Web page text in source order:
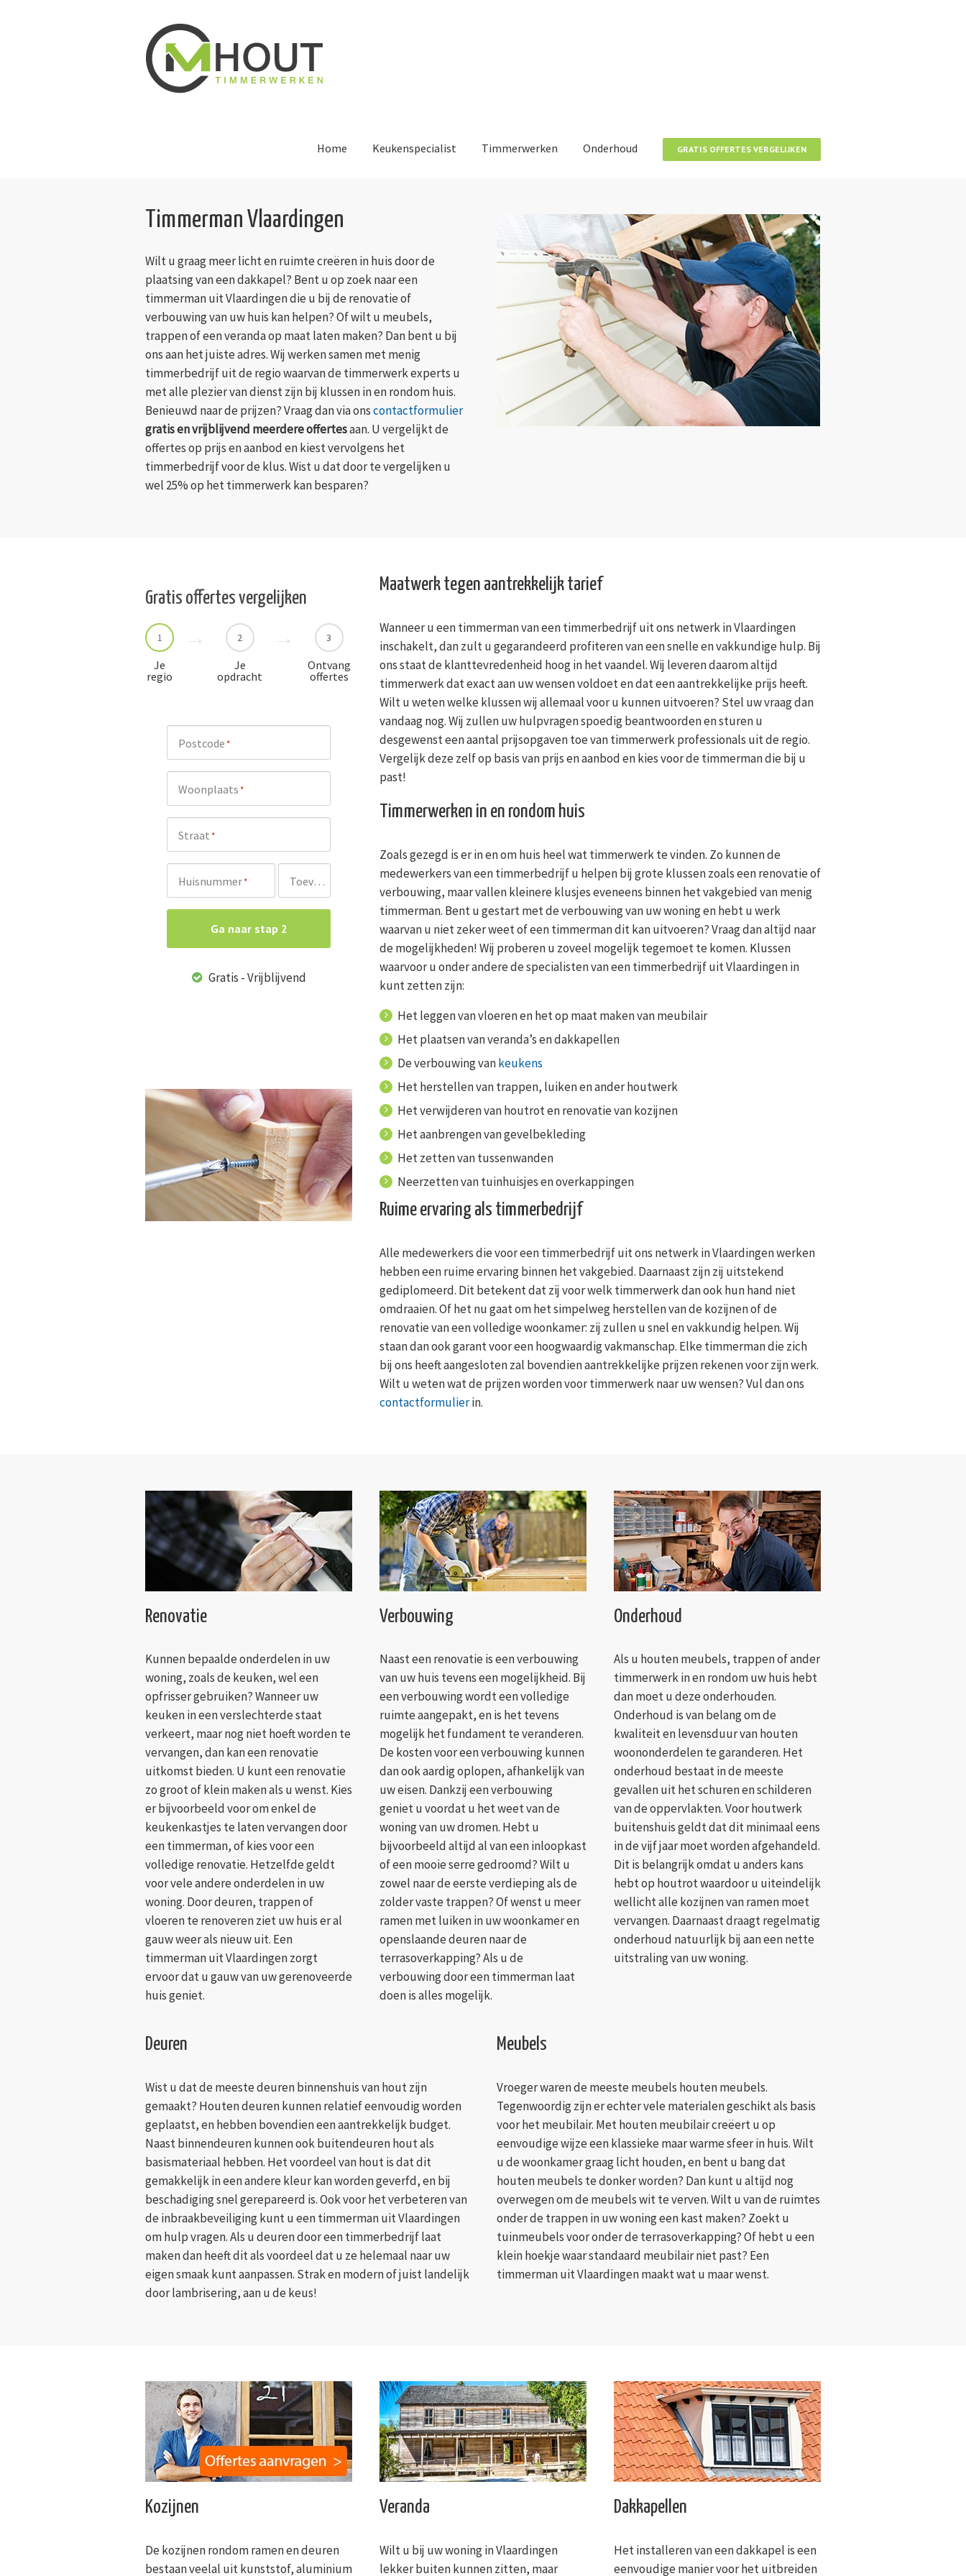
Home Keukenspecialist Timmerwerken Onderhoud GRATIS OFFERTES VERGELIJKEN
Timmerman Vlaardingen
Wilt u graag meer licht en ruimte creëren in huis door de
plaatsing van een dakkapel? Bent u op zoek naar een
timmerman uit Vlaardingen die u bij de renovatie of
verbouwing van uw huis kan helpen? Of wilt u meubels,
trappen of een veranda op maat laten maken? Dan bent u bij
ons aan het juiste adres. Wij werken samen met menig
timmerbedrijf uit de regio waarvan de timmerwerk experts u
met alle plezier van dienst zijn bij klussen in en rondom huis.
Benieuwd naar de prijzen? Vraag dan via onscontactformulier
gratis en vrijblijvend meerdere offertesaan. U vergelijkt de
offertes op prijs en aanbod en kiest vervolgens het
timmerbedrijf voor de klus. Wist u dat door te vergelijken u
wel 25% op het timmerwerk kan besparen?
Gratis offertes vergelijken
1
Je
regio
2
Je
opdracht
3
Ontvang
offertes
Postcode*
Woonplaats*
Straat*
Huisnummer* Toevoeging
Ga naar stap 2
Gratis - Vrijblijvend
Maatwerk tegen aantrekkelijk tarief
Wanneer u een timmerman van een timmerbedrijf uit ons netwerk in Vlaardingen
inschakelt, dan zult u gegarandeerd profiteren van een snelle en vakkundige hulp. Bij
ons staat de klanttevredenheid hoog in het vaandel. Wij leveren daarom altijd
timmerwerk dat exact aan uw wensen voldoet en dat een aantrekkelijke prijs heeft.
Wilt u weten welke klussen wij allemaal voor u kunnen uitvoeren? Stel uw vraag dan
vandaag nog. Wij zullen uw hulpvragen spoedig beantwoorden en sturen u
desgewenst een aantal prijsopgaven toe van timmerwerk professionals uit de regio.
Vergelijk deze zelf op basis van prijs en aanbod en kies voor de timmerman die bij u
past!
Timmerwerken in en rondom huis
Zoals gezegd is er in en om huis heel wat timmerwerk te vinden. Zo kunnen de
medewerkers van een timmerbedrijf u helpen bij grote klussen zoals een renovatie of
verbouwing, maar vallen kleinere klusjes eveneens binnen het vakgebied van menig
timmerman. Bent u gestart met de verbouwing van uw woning en hebt u werk
waarvan u niet zeker weet of een timmerman dit kan uitvoeren? Vraag dan altijd naar
de mogelijkheden! Wij proberen u zoveel mogelijk tegemoet te komen. Klussen
waarvoor u onder andere de specialisten van een timmerbedrijf uit Vlaardingen in
kunt zetten zijn:
Het leggen van vloeren en het op maat maken van meubilair
Het plaatsen van veranda’s en dakkapellen
De verbouwing vankeukens
Het herstellen van trappen, luiken en ander houtwerk
Het verwijderen van houtrot en renovatie van kozijnen
Het aanbrengen van gevelbekleding
Het zetten van tussenwanden
Neerzetten van tuinhuisjes en overkappingen
Ruime ervaring als timmerbedrijf
Alle medewerkers die voor een timmerbedrijf uit ons netwerk in Vlaardingen werken
hebben een ruime ervaring binnen het vakgebied. Daarnaast zijn zij uitstekend
gediplomeerd. Dit betekent dat zij voor welk timmerwerk dan ook hun hand niet
omdraaien. Of het nu gaat om het simpelweg herstellen van de kozijnen of de
renovatie van een volledige woonkamer: zij zullen u snel en vakkundig helpen. Wij
staan dan ook garant voor een hoogwaardig vakmanschap. Elke timmerman die zich
bij ons heeft aangesloten zal bovendien aantrekkelijke prijzen rekenen voor zijn werk.
Wilt u weten wat de prijzen worden voor timmerwerk naar uw wensen? Vul dan ons
contactformulierin.
Renovatie
Kunnen bepaalde onderdelen in uw
woning, zoals de keuken, wel een
opfrisser gebruiken? Wanneer uw
keuken in een verslechterde staat
verkeert, maar nog niet hoeft worden te
vervangen, dan kan een renovatie
uitkomst bieden. U kunt een renovatie
zo groot of klein maken als u wenst. Kies
er bijvoorbeeld voor om enkel de
keukenkastjes te laten vervangen door
een timmerman, of kies voor een
volledige renovatie. Hetzelfde geldt
voor vele andere onderdelen in uw
woning. Door deuren, trappen of
vloeren te renoveren ziet uw huis er al
gauw weer als nieuw uit. Een
timmerman uit Vlaardingen zorgt
ervoor dat u gauw van uw gerenoveerde
huis geniet.
Verbouwing
Naast een renovatie is een verbouwing
van uw huis tevens een mogelijkheid. Bij
een verbouwing wordt een volledige
ruimte aangepakt, en is het tevens
mogelijk het fundament te veranderen.
De kosten voor een verbouwing kunnen
dan ook aardig oplopen, afhankelijk van
uw eisen. Dankzij een verbouwing
geniet u voordat u het weet van de
woning van uw dromen. Hebt u
bijvoorbeeld altijd al van een inloopkast
of een mooie serre gedroomd? Wilt u
zowel naar de eerste verdieping als de
zolder vaste trappen? Of wenst u meer
ramen met luiken in uw woonkamer en
openslaande deuren naar de
terrasoverkapping? Als u de
verbouwing door een timmerman laat
doen is alles mogelijk.
Onderhoud
Als u houten meubels, trappen of ander
timmerwerk in en rondom uw huis hebt
dan moet u deze onderhouden.
Onderhoud is van belang om de
kwaliteit en levensduur van houten
woononderdelen te garanderen. Het
onderhoud bestaat in de meeste
gevallen uit het schuren en schilderen
van de oppervlakten. Voor houtwerk
buitenshuis geldt dat dit minimaal eens
in de vijf jaar moet worden afgehandeld.
Dit is belangrijk omdat u anders kans
hebt op houtrot waardoor u uiteindelijk
wellicht alle kozijnen van ramen moet
vervangen. Daarnaast draagt regelmatig
onderhoud natuurlijk bij aan een nette
uitstraling van uw woning.
Deuren
Wist u dat de meeste deuren binnenshuis van hout zijn
gemaakt? Houten deuren kunnen relatief eenvoudig worden
geplaatst, en hebben bovendien een aantrekkelijk budget.
Naast binnendeuren kunnen ook buitendeuren hout als
basismateriaal hebben. Het voordeel van hout is dat dit
gemakkelijk in een andere kleur kan worden geverfd, en bij
beschadiging snel gerepareerd is. Ook voor het verbeteren van
de inbraakbeveiliging kunt u een timmerman uit Vlaardingen
om hulp vragen. Als u deuren door een timmerbedrijf laat
maken dan heeft dit als voordeel dat u ze helemaal naar uw
eigen smaak kunt aanpassen. Strak en modern of juist landelijk
door lambrisering, aan u de keus!
Meubels
Vroeger waren de meeste meubels houten meubels.
Tegenwoordig zijn er echter vele materialen geschikt als basis
voor het meubilair. Met houten meubilair creëert u op
eenvoudige wijze een klassieke maar warme sfeer in huis. Wilt
u de woonkamer graag licht houden, en bent u bang dat
houten meubels te donker worden? Dan kunt u altijd nog
overwegen om de meubels wit te verven. Wilt u van de ruimtes
onder de trappen in uw woning een kast maken? Zoekt u
tuinmeubels voor onder de terrasoverkapping? Of hebt u een
klein hoekje waar standaard meubilair niet past? Een
timmerman uit Vlaardingen maakt wat u maar wenst.
Kozijnen
De kozijnen rondom ramen en deuren
bestaan veelal uit kunststof, aluminium
Veranda
Wilt u bij uw woning in Vlaardingen
lekker buiten kunnen zitten, maar
Dakkapellen
Het installeren van een dakkapel is een
eenvoudige manier voor het uitbreiden